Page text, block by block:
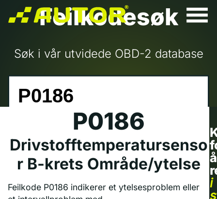
Feilkodesøk
Søk i vår utvidede OBD-2 database
P0186
Drivstofftemperatursenso
r B-krets Område/ytelse
Feilkode P0186 indikerer et ytelsesproblem eller
å
i